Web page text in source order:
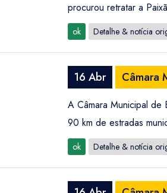
procurou retratar a
ok Detalhe & notícia
16 Abr Câmara
A Câmara Municipal de
90 km de estradas
ok Detalhe & notícia